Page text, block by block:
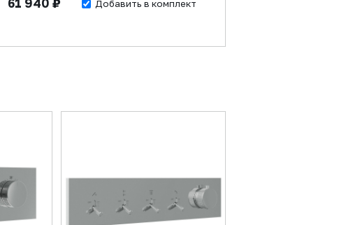
61 940 ₽ Добавить в комплект